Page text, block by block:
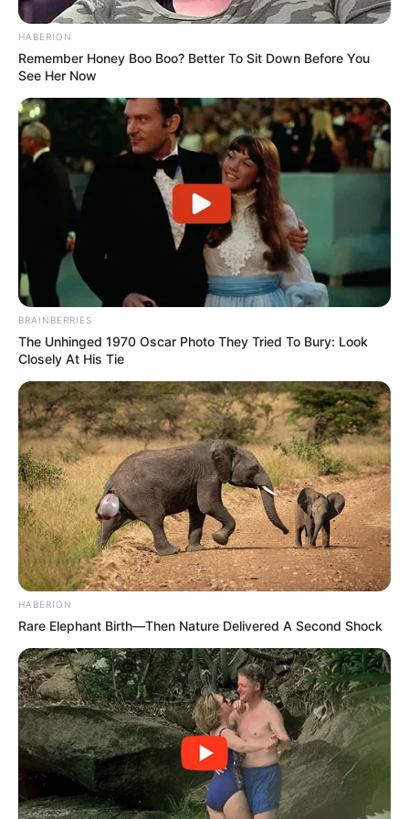
HABERION
Remember Honey Boo Boo? Better To Sit Down Before You
See Her Now
BRAINBERRIES
The Unhinged 1970 Oscar Photo They Tried To Bury: Look
Closely At His Tie
HABERION
Rare Elephant Birth—Then Nature Delivered A Second Shock